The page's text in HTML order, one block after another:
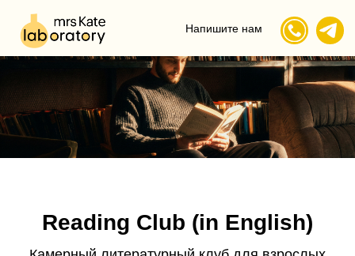
Reading Club (in English)